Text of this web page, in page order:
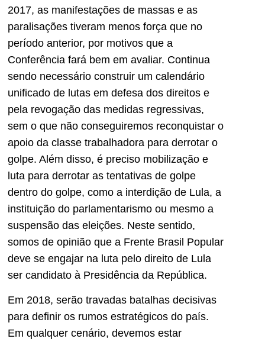
2017, as manifestações de massas e as
paralisações tiveram menos força que no
período anterior, por motivos que a
Conferência fará bem em avaliar. Continua
sendo necessário construir um calendário
unificado de lutas em defesa dos direitos e
pela revogação das medidas regressivas,
sem o que não conseguiremos reconquistar o
apoio da classe trabalhadora para derrotar o
golpe. Além disso, é preciso mobilização e
luta para derrotar as tentativas de golpe
dentro do golpe, como a interdição de Lula, a
instituição do parlamentarismo ou mesmo a
suspensão das eleições. Neste sentido,
somos de opinião que a Frente Brasil Popular
deve se engajar na luta pelo direito de Lula
ser candidato à Presidência da República.
Em 2018, serão travadas batalhas decisivas
para definir os rumos estratégicos do país.
Em qualquer cenário, devemos estar